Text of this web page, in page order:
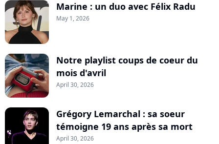
Marine : un duo avec Félix Radu
May 1, 2026
Notre playlist coups de coeur du
mois d'avril
April 30, 2026
Grégory Lemarchal : sa soeur
témoigne 19 ans après sa mort
April 30, 2026